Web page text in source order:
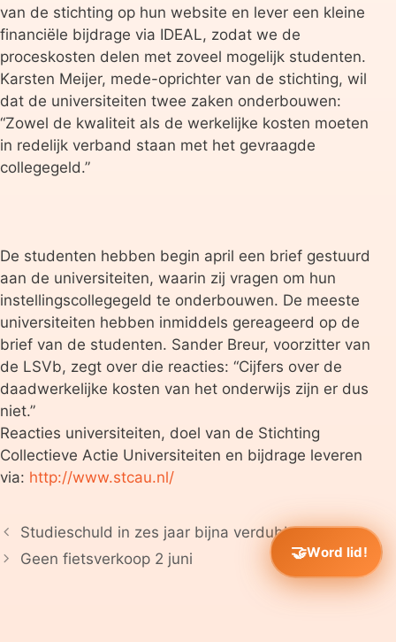
van de stichting op hun website en lever een kleine
financiële bijdrage via IDEAL, zodat we de
proceskosten delen met zoveel mogelijk studenten.
Karsten Meijer, mede-oprichter van de stichting, wil
dat de universiteiten twee zaken onderbouwen:
“Zowel de kwaliteit als de werkelijke kosten moeten
in redelijk verband staan met het gevraagde
collegegeld.”
De studenten hebben begin april een brief gestuurd
aan de universiteiten, waarin zij vragen om hun
instellingscollegegeld te onderbouwen. De meeste
universiteiten hebben inmiddels gereageerd op de
brief van de studenten. Sander Breur, voorzitter van
de LSVb, zegt over die reacties: “Cijfers over de
daadwerkelijke kosten van het onderwijs zijn er dus
niet.”
Reacties universiteiten, doel van de Stichting
Collectieve Actie Universiteiten en bijdrage leveren
via: http://www.stcau.nl/
Studieschuld in zes jaar bijna verdubbeld
Geen fietsverkoop 2 juni
Word lid!